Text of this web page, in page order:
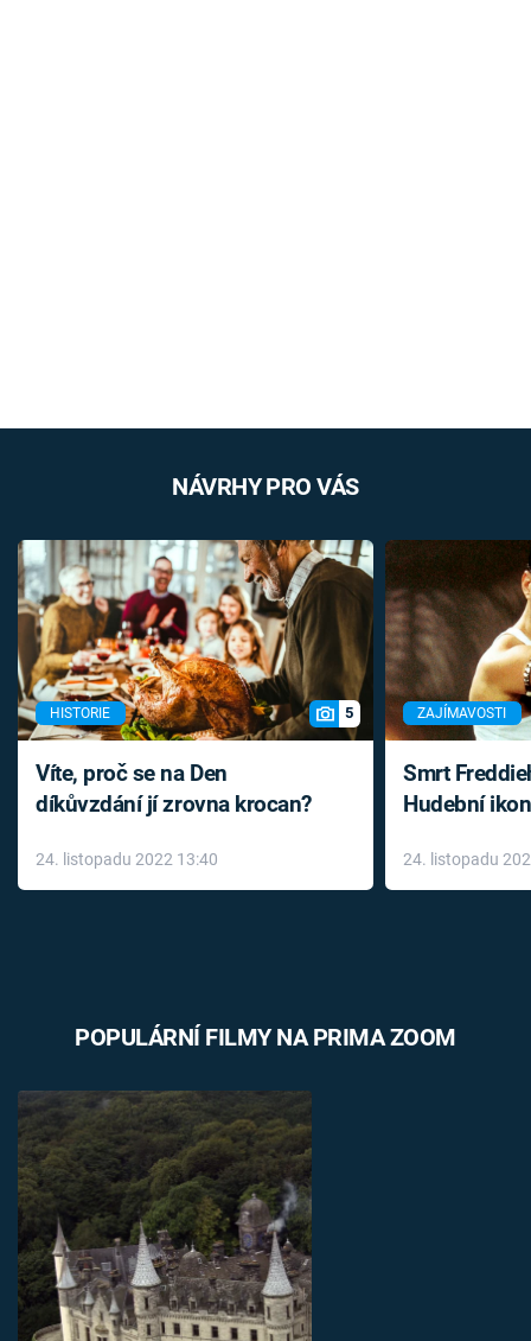
NÁVRHY PRO VÁS
HISTORIE 5
Víte, proč se na Den
díkůvzdání jí zrovna krocan?
24. listopadu 2022 13:40
ZAJÍMAVOSTI
Smrt
Hudební
léky
24. listopadu
POPULÁRNÍ FILMY NA PRIMA ZOOM